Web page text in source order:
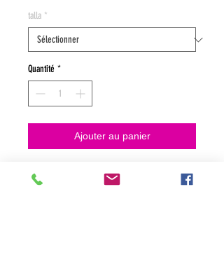
talla *
Quantité *
Ajouter au panier
NO HACEMOS ENVIOS ON LINE